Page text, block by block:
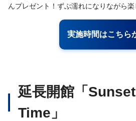
んプレゼント！ずぶ濡れになりながら楽
実施時間はこちら
延長開館「
Time」